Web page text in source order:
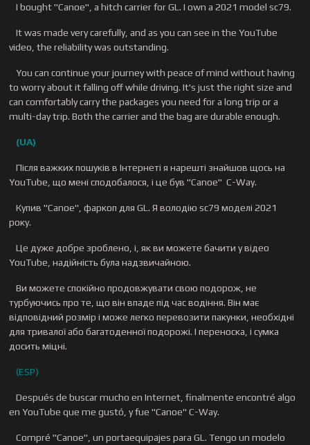
I bought "Canoe", a hitch carrier for GL. I own a 2021 model sc79.
It was made very carefully, and as you can see in the YouTube
video, the reliability was outstanding.
You can continue your journey with peace of mind without having
to worry about it falling off while driving. It's just the right size and
can comfortably carry the packages you need for a long trip or a
multi-day trip. Both the carrier and the bag are durable enough.
(UA)
Після важких пошуків в Інтернеті я нарешті знайшов щось на
YouTube, що мені сподобалося, і це був "Canoe" C-Way.
Купив "Canoe", фаркоп для GL. Я володію sc79 моделі 2021
року.
Це дуже добре зроблено, і, як ви можете бачити у відео
YouTube, надійність була надзвичайною.
Ви можете спокійно продовжувати свою подорож, не
турбуючись про те, що він впаде під час водіння. Він має
відповідний розмір і може легко перевозити пакунки, необхідні
для тривалої або багатоденної подорожі. І переноска, і сумка
досить міцні.
(ESP)
Después de buscar mucho en Internet, finalmente encontré algo
en YouTube que me gustó, y fue "Canoe" C-Way.
Compré "Canoe", un portaequipajes para GL. Tengo un modelo